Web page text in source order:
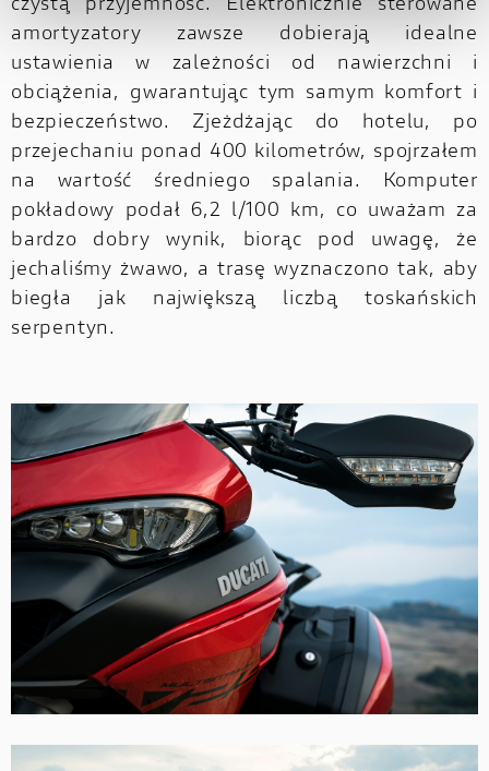
czystą przyjemność. Elektronicznie sterowane
amortyzatory zawsze dobierają idealne
ustawienia w zależności od nawierzchni i
obciążenia, gwarantując tym samym komfort i
bezpieczeństwo. Zjeżdżając do hotelu, po
przejechaniu ponad 400 kilometrów, spojrzałem
na wartość średniego spalania. Komputer
pokładowy podał 6,2 l/100 km, co uważam za
bardzo dobry wynik, biorąc pod uwagę, że
jechaliśmy żwawo, a trasę wyznaczono tak, aby
biegła jak największą liczbą toskańskich
serpentyn.